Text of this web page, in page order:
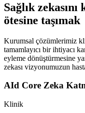
Sağlık
ötesine taşımak
Kurumsal çözümlerimiz
tamamlayıcı bir ihtiyacı
eyleme dönüştürmesine
zekası vizyonumuzun
AId Core Zeka
Klinik